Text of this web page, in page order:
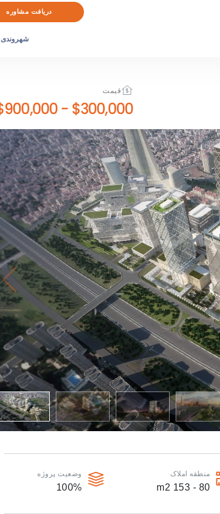
دریافت مشاوره
شهروندی
قیمت
$300,000
-
منطقه املاک
80 - 153
وضعیت پروژه
100%